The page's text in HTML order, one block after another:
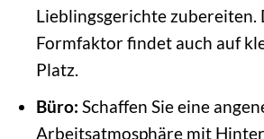
Lieblingsgerichte zubereiten.
Formfaktor findet auch auf
Platz.
Büro: Schaffen Sie eine
Arbeitsatmosphäre mit